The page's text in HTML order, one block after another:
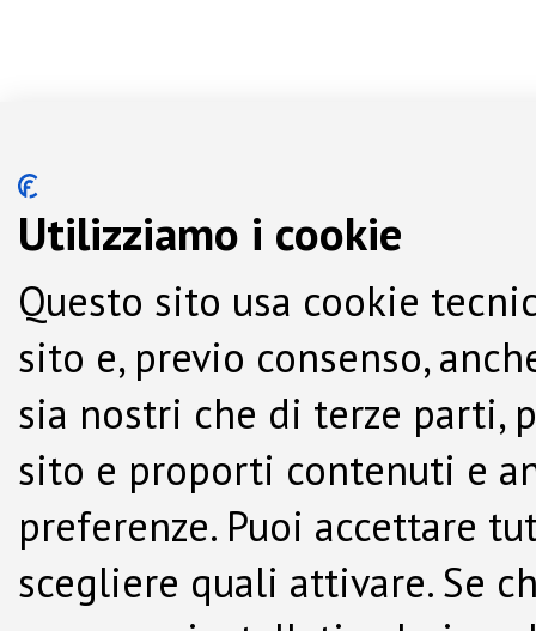
Utilizziamo i cookie
Questo sito usa cookie
sito e, previo consenso,
sia nostri che di terze parti,
sito e proporti contenuti e
preferenze. Puoi accettare
scegliere quali attivare. Se